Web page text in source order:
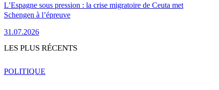
L’Espagne sous pression : la crise migratoire de Ceuta met
Schengen à l’épreuve
31.07.2026
LES PLUS RÉCENTS
POLITIQUE